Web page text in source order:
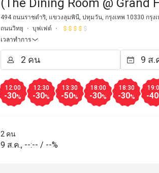
494 ถนนราชดำริ, แขวงลุมพินี, ปทุมวัน, กรุงเทพ 10330 กรุง
ถนนวิทยุ
บุฟเฟต์
เวลาทำการ
12:00
-30%
12:30
-30%
13:30
-50%
18:00
-30%
18:30
-30% -40
2 คน
9 ส.ค., --:-- / --%